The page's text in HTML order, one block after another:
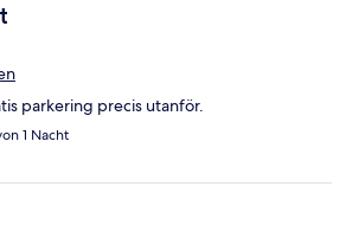
parkering precis utanför.
1 Nacht